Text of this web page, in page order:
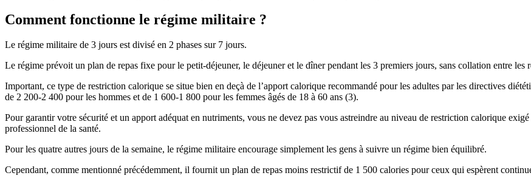
Comment fonctionne le régime militaire ?
Le régime militaire de 3 jours est divisé en 2 phases sur 7 jours.
Le régime prévoit un plan de repas fixe pour le petit-déjeuner, le déjeuner et le dîner pendant les 3 premiers jours, sans collation entre les
Important, ce type de restriction calorique se situe bien en deçà de l’apport calorique recommandé pour les adultes par les directives
de 2 200-2 400 pour les hommes et de 1 600-1 800 pour les femmes âgés de 18 à 60 ans (3).
Pour garantir votre sécurité et un apport adéquat en nutriments, vous ne devez pas vous astreindre au niveau de restriction calorique
professionnel de la santé.
Pour les quatre autres jours de la semaine, le régime militaire encourage simplement les gens à suivre un régime bien équilibré.
Cependant, comme mentionné précédemment, il fournit un plan de repas moins restrictif de 1 500 calories pour ceux qui espèrent